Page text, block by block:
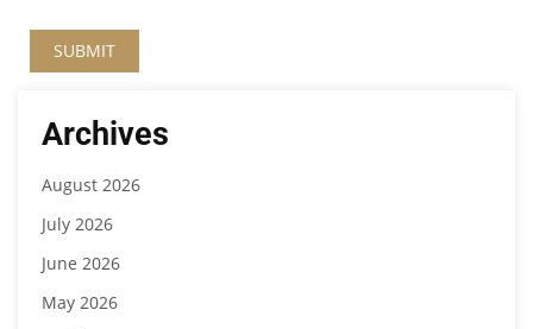
Archives
August 2026
July 2026
June 2026
May 2026